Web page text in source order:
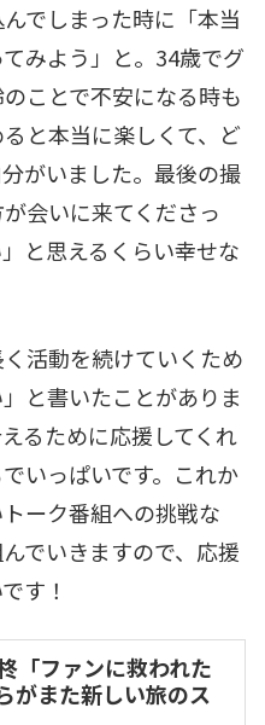
でしまった時に「本当
みよう」と。34歳でグ
ことで不安になる時も
と本当に楽しくて、ど
がいました。最後の撮
会いに来てくださっ
と思えるくらい幸せな
活動を続けていくため
と書いたことがありま
るために応援してくれ
いっぱいです。これか
ーク番組への挑戦な
でいきますので、応援
す！
「ファンに救われた
がまた新しい旅のス